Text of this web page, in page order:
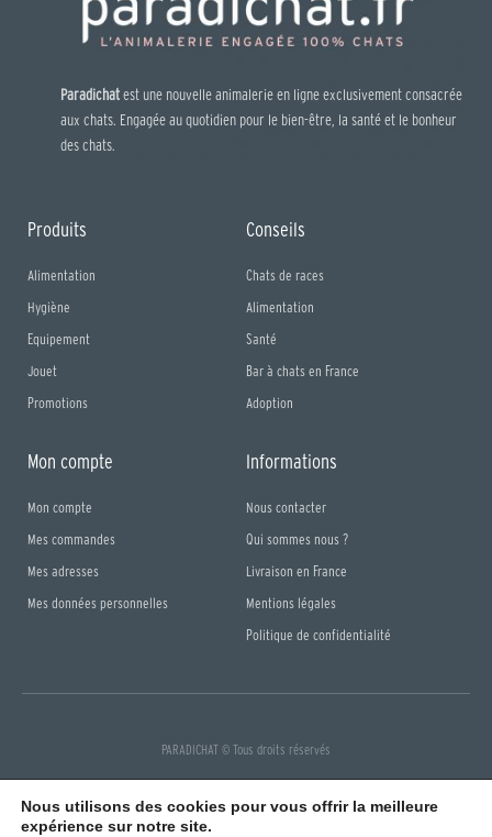
Paradichatest une nouvelle animalerie en ligne exclusivement consacrée
aux chats. Engagée au quotidien pour le bien-être, la santé et le bonheur
des chats.
Produits
Alimentation
Hygiène
Equipement
Jouet
Promotions
Conseils
Chats de races
Alimentation
Santé
Bar à chats en France
Adoption
Mon compte
Mon compte
Mes commandes
Mes adresses
Mes données personnelles
Informations
Nous contacter
Qui sommes nous ?
Livraison en France
Mentions légales
Politique de confidentialité
PARADICHAT © Tous droits réservés
F
c
I
s
Nous utilisons des cookies pour vous offrir la meilleure
expérience sur notre site.